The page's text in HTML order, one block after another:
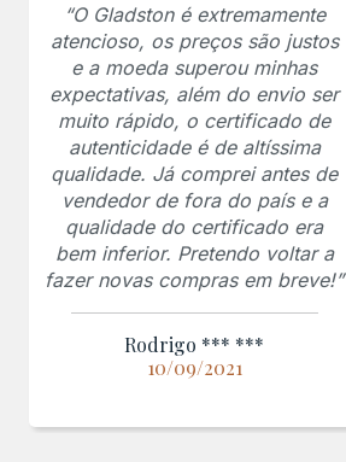
“O Gladston é extremamente
atencioso, os preços são justos
e a moeda superou minhas
expectativas, além do envio ser
muito rápido, o certificado de
autenticidade é de altíssima
qualidade. Já comprei antes de
vendedor de fora do país e a
qualidade do certificado era
bem inferior. Pretendo voltar a
fazer novas compras em breve!”
Rodrigo *** ***
10/09/2021